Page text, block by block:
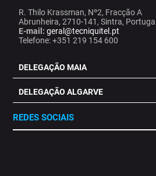
R. Thilo Krassman, Nº2, Fracção A
Abrunheira, 2710-141, Sintra, Portugal
E-mail: geral@tecniquitel.pt
Telefone: +351 219 154 600
DELEGAÇÃO MAIA
DELEGAÇÃO ALGARVE
REDES SOCIAIS